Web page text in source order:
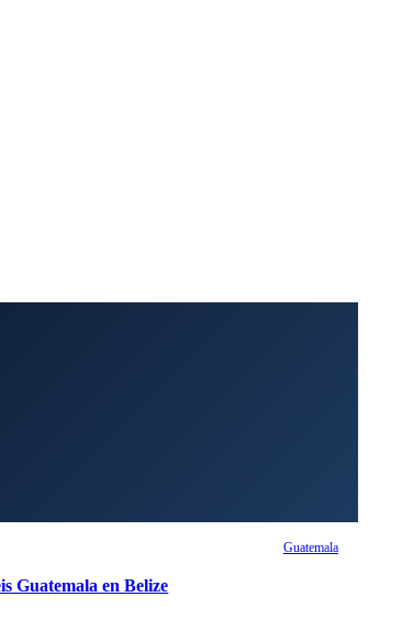
Guatemala
Guatemala en Belize